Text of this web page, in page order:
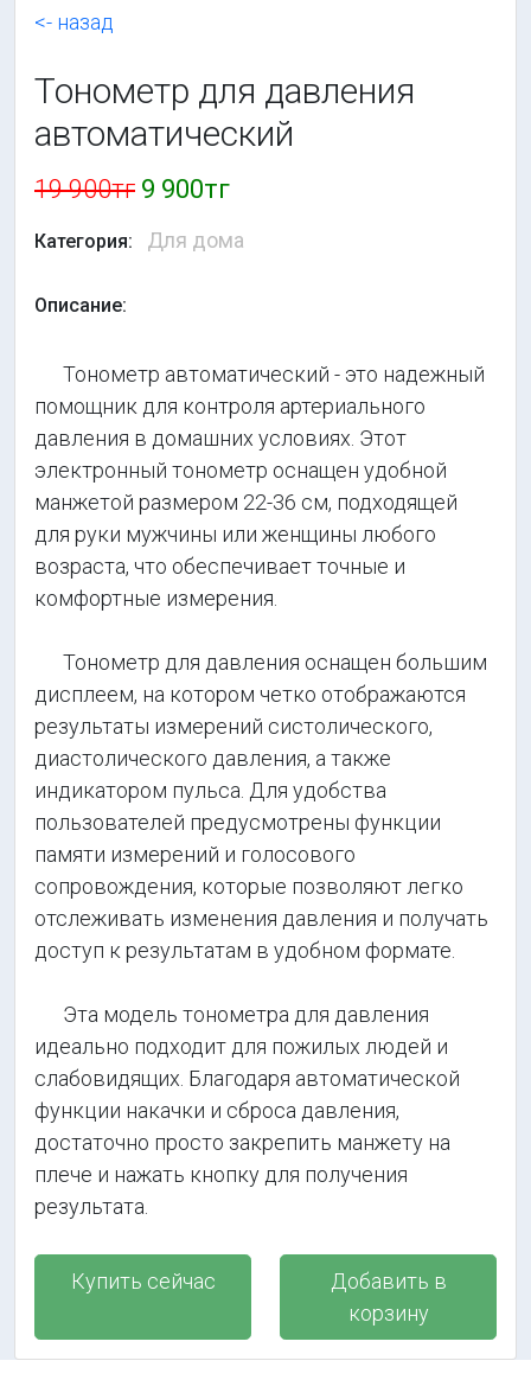
<- назад
Тонометр для давления
автоматический
19 900тг 9 900тг
Категория: Для дома
Описание:
Тонометр автоматический - это надежный
помощник для контроля артериального
давления в домашних условиях. Этот
электронный тонометр оснащен удобной
манжетой размером 22-36 см, подходящей
для руки мужчины или женщины любого
возраста, что обеспечивает точные и
комфортные измерения.
Тонометр для давления оснащен большим
дисплеем, на котором четко отображаются
результаты измерений систолического,
диастолического давления, а также
индикатором пульса. Для удобства
пользователей предусмотрены функции
памяти измерений и голосового
сопровождения, которые позволяют легко
отслеживать изменения давления и получать
доступ к результатам в удобном формате.
Эта модель тонометра для давления
идеально подходит для пожилых людей и
слабовидящих. Благодаря автоматической
функции накачки и сброса давления,
достаточно просто закрепить манжету на
плече и нажать кнопку для получения
результата.
Купить сейчас
Добавить в
корзину